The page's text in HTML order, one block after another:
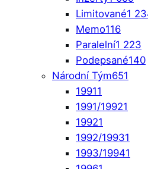
Limitované1
Memo116
Paralelní1 223
Podepsané140
Národní Tým651
19911
1991/19921
19921
1992/19931
1993/19941